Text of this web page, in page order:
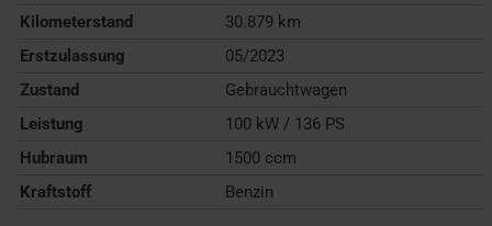
Kilometerstand
30.879 km
Erstzulassung
05/2023
Zustand
Gebrauchtwagen
Leistung
100 kW / 136 PS
Hubraum
1500 ccm
Kraftstoff
Benzin